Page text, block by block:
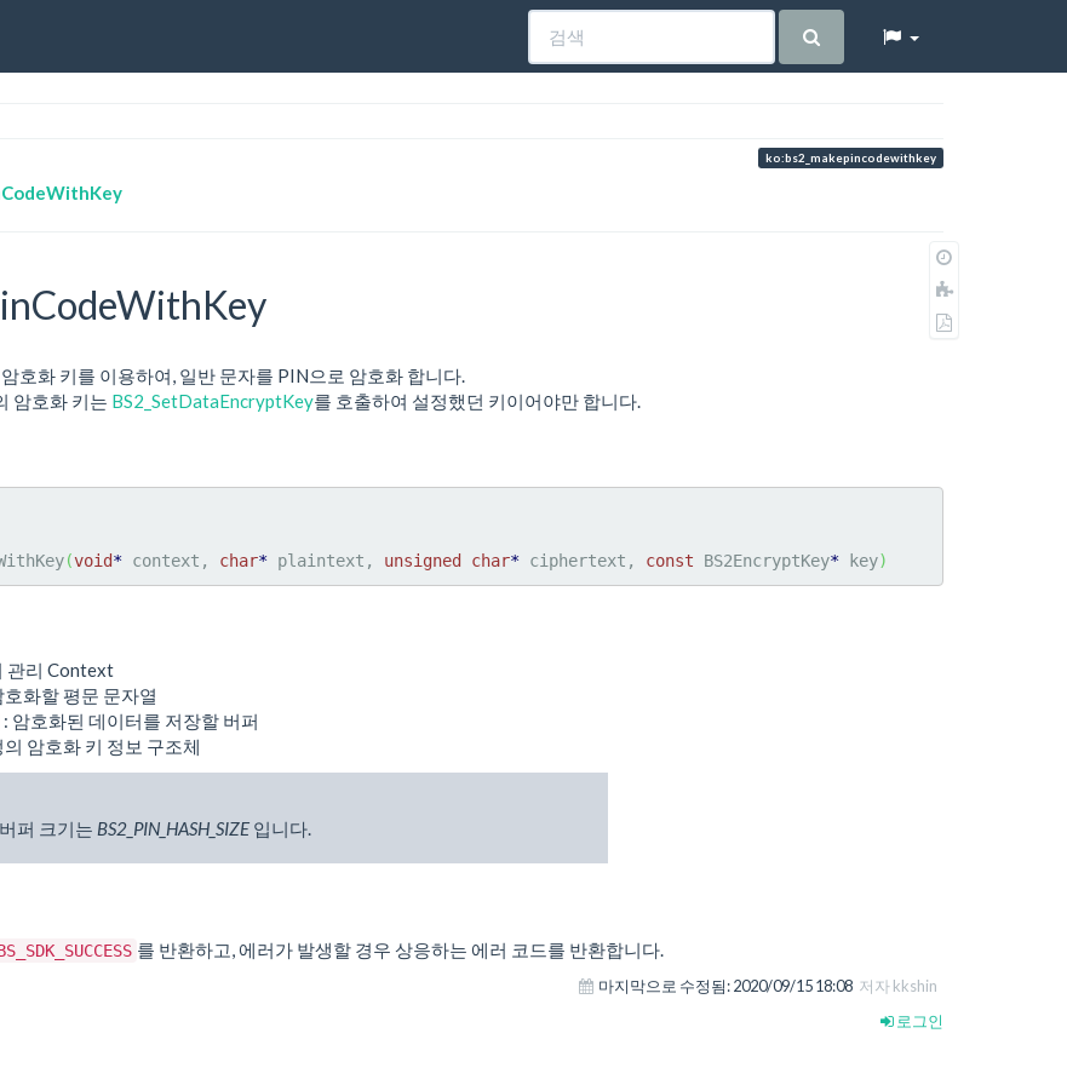
ko:bs2_makepincodewithkey
호화 키를 이용하여, 일반 문자를 PIN으로 암호화 합니다.
암호화 키는 BS2_SetDataEncryptKey를 호출하여 설정했던 키이어야만 합니다.
(void* context, char* plaintext, unsigned char* ciphertext, const BS2EncryptKey* key)
관리 Context
호화할 평문 문자열
: 암호화된 데이터를 저장할 버퍼
의 암호화 키 정보 구조체
퍼 크기는 BS2_PIN_HASH_SIZE입니다.
를 반환하고, 에러가 발생할 경우 상응하는 에러 코드를 반환합니다.
마지막으로 수정됨:2020/09/15 18:08 저자 kkshin
로그인